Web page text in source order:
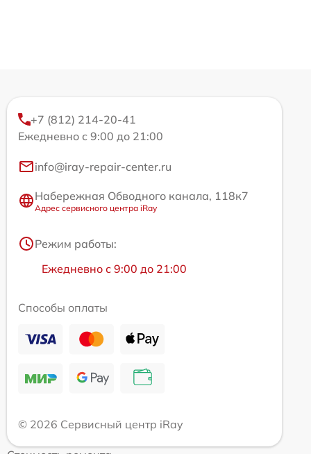
+7 (812) 214-20-41
Ежедневно с 9:00 до 21:00
info@iray-repair-center.ru
Набережная Обводного канала, 118к7
Адрес сервисного центра iRay
Режим работы:
Ежедневно с 9:00 до 21:00
Способы оплаты
© 2026 Сервисный центр iRay